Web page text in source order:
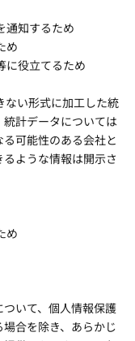
通知するため
め
に役立てるため
い形式に加工した統
計データについては
可能性のある会社と
ような情報は開示さ
め
いて、個人情報保護
合を除き、あらかじ